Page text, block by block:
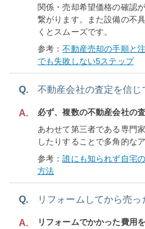
関係・売却希望価格の確認
繋がります。また設備の不
くとスムーズです。
参考：不動産売却の手順と
でも失敗しない5ステップ
Q. 不動産会社の査定を信
A.
必ず、複数の不動産会社の
あわせて第三者である専門
したりすることで多角的な
参考：誰にも知られず自宅
方法
Q. リフォームしてから売っ
A.
リフォームでかかった費用